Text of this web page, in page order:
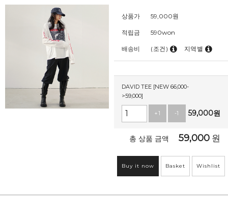
상품가 59,000원
적립금 590won
배송비 (조건) 지역별
DAVID TEE [NEW 66,000-
>59,000]
+1 -1 59,000원
총 상품 금액 59,000 원
Buy it now Basket Wishlist